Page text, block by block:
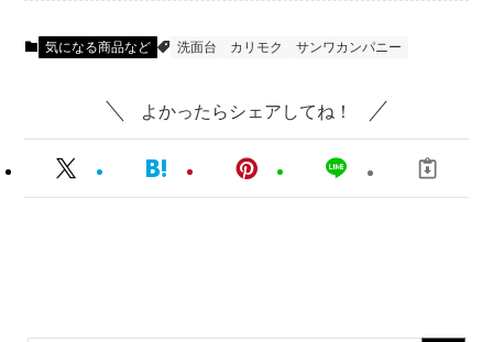
気になる商品など 洗面台 カリモク サンワカンパニー
よかったらシェアしてね！